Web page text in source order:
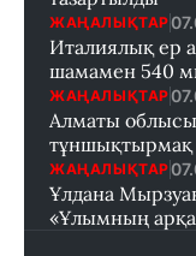
ЖАҢАЛЫҚТАР
Италиялық ер
шамамен 540
ЖАҢАЛЫҚТАР
Алматы
тұншықтырмақ
ЖАҢАЛЫҚТАР
Ұлдана
«Ұлымның